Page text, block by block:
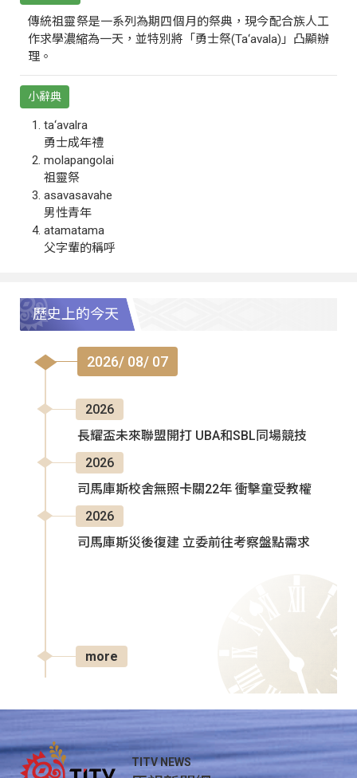
傳統祖靈祭是一系列為期四個月的祭典，現今配合族人工
作求學濃縮為一天，並特別將「勇士祭(Ta‘avala)」凸顯辦
理。
小辭典
ta‘avalra
勇士成年禮
molapangolai
祖靈祭
asavasavahe
男性青年
atamatama
父字輩的稱呼
歷史上的今天
2026/ 08/ 07
2026
長耀盃未來聯盟開打 UBA和SBL同場競技
2026
司馬庫斯校舍無照卡關22年 衝擊童受教權
2026
司馬庫斯災後復建 立委前往考察盤點需求
more
TITV NEWS